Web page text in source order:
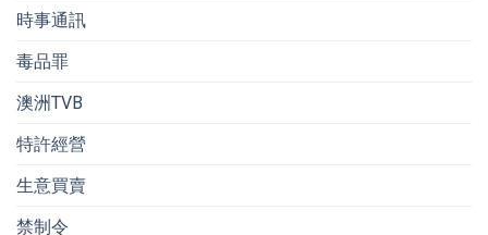
時事通訊
毒品罪
澳洲TVB
特許經營
生意買賣
禁制令